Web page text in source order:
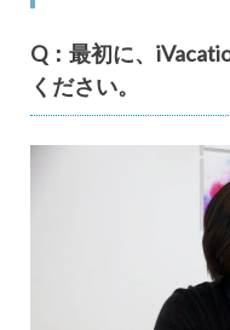
Q：最初に、
ください。